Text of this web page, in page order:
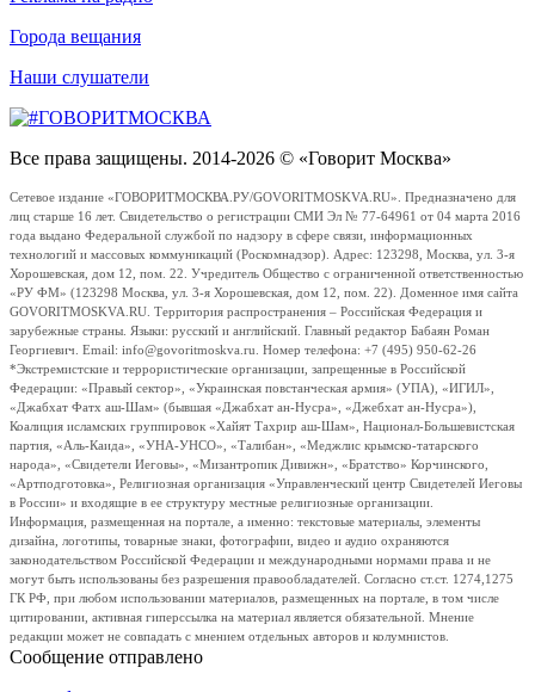
Города вещания
Наши слушатели
Все права защищены. 2014-2026 © «Говорит Москва»
Сетевое издание «ГОВОРИТМОСКВА.РУ/GOVORITMOSKVA.RU». Предназначено для
лиц старше 16 лет. Свидетельство о регистрации СМИ Эл № 77-64961 от 04 марта 2016
года выдано Федеральной службой по надзору в сфере связи, информационных
технологий и массовых коммуникаций (Роскомнадзор). Адрес: 123298, Москва, ул. 3-я
Хорошевская, дом 12, пом. 22. Учредитель Общество с ограниченной ответственностью
«РУ ФМ» (123298 Москва, ул. 3-я Хорошевская, дом 12, пом. 22). Доменное имя сайта
GOVORITMOSKVA.RU. Территория распространения – Российская Федерация и
зарубежные страны. Языки: русский и английский. Главный редактор Бабаян Роман
Георгиевич. Email: info@govoritmoskva.ru. Номер телефона: +7 (495) 950-62-26
*Экстремистские и террористические организации, запрещенные в Российской
Федерации: «Правый сектор», «Украинская повстанческая армия» (УПА), «ИГИЛ»,
«Джабхат Фатх аш-Шам» (бывшая «Джабхат ан-Нусра», «Джебхат ан-Нусра»),
Коалиция исламских группировок «Хайят Тахрир аш-Шам», Национал-Большевистская
партия, «Аль-Каида», «УНА-УНСО», «Талибан», «Меджлис крымско-татарского
народа», «Свидетели Иеговы», «Мизантропик Дивижн», «Братство» Корчинского,
«Артподготовка», Религиозная организация «Управленческий центр Свидетелей Иеговы
в России» и входящие в ее структуру местные религиозные организации.
Информация, размещенная на портале, а именно: текстовые материалы, элементы
дизайна, логотипы, товарные знаки, фотографии, видео и аудио охраняются
законодательством Российской Федерации и международными нормами права и не
могут быть использованы без разрешения правообладателей. Согласно ст.ст. 1274,1275
ГК РФ, при любом использовании материалов, размещенных на портале, в том числе
цитировании, активная гиперссылка на материал является обязательной. Мнение
редакции может не совпадать с мнением отдельных авторов и колумнистов.
Сообщение отправлено